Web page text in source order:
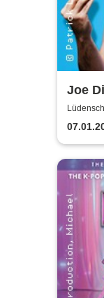
Joe
Dente